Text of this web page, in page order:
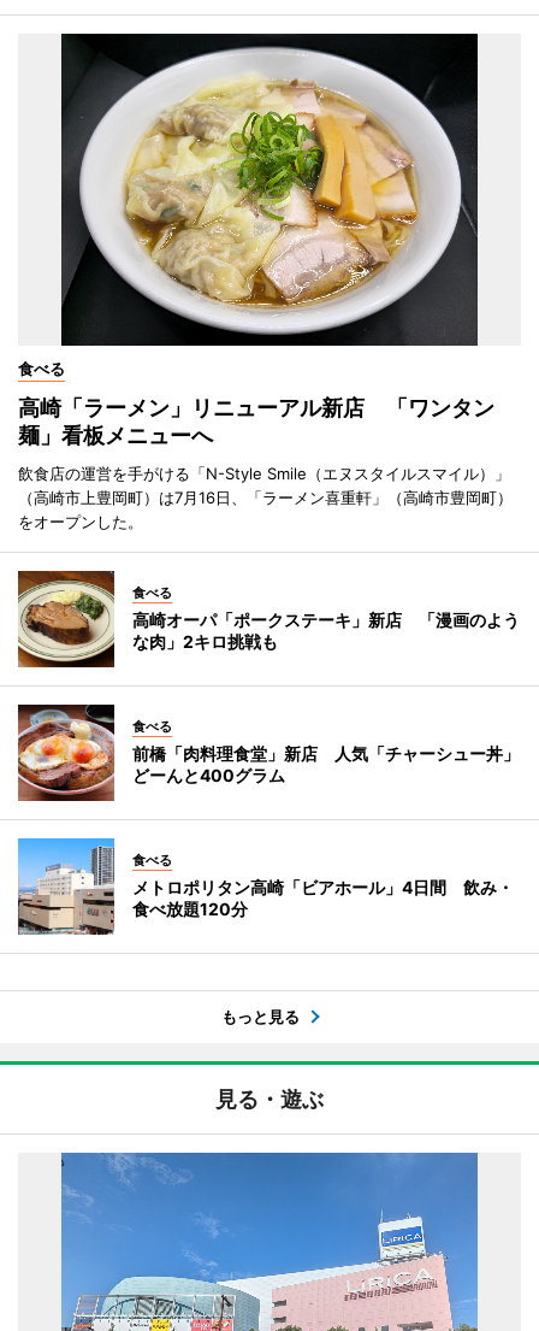
食べる
高崎「ラーメン」リニューアル新店 「ワンタン
麺」看板メニューへ
飲食店の運営を手がける「N-Style Smile（エヌスタイルスマイル）」
（高崎市上豊岡町）は7月16日、「ラーメン喜重軒」（高崎市豊岡町）
をオープンした。
食べる
高崎オーパ「ポークステーキ」新店 「漫画のよう
な肉」2キロ挑戦も
食べる
前橋「肉料理食堂」新店 人気「チャーシュー丼」
どーんと400グラム
食べる
メトロポリタン高崎「ビアホール」4日間 飲み・
食べ放題120分
もっと見る
見る・遊ぶ